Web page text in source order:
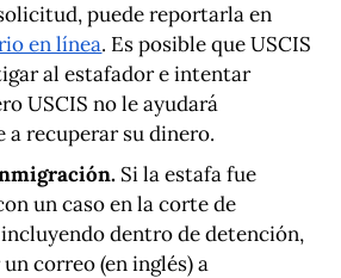
puede reportarla en
en línea. Es posible que USCIS
al estafador e intentar
USCIS no le ayudará
a recuperar su dinero.
Si la estafa fue
un caso en la corte de
dentro de detención,
correo (en inglés) a